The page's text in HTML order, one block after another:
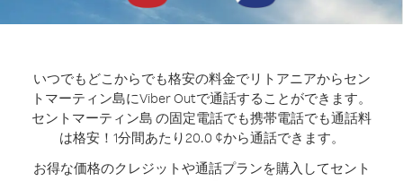
いつでもどこからでも格安の料金でリトアニアからセン
トマーティン島にViber Outで通話することができます。
セントマーティン島 の固定電話でも携帯電話でも通話料
は格安！1分間あたり20.0 ¢から通話できます。
お得な価格のクレジットや通話プランを購入してセント